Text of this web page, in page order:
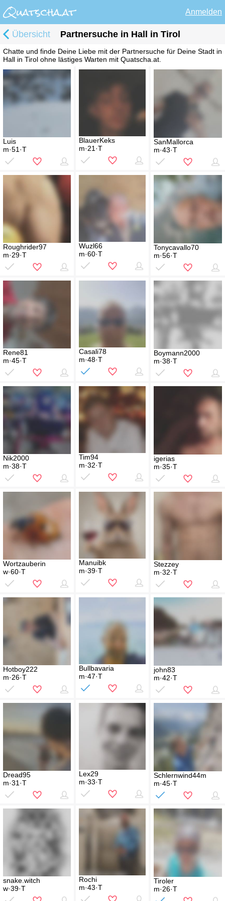
Anmelden
Übersicht Partnersuche in Hall in Tirol
Chatte und finde Deine Liebe mit der Partnersuche für Deine Stadt in
Hall in Tirol ohne lästiges Warten mit Quatscha.at.
Luis
m·51·T
BlauerKeks
m·21·T
SanMallorca
m·43·T
Roughrider97
m·29·T
Wuzl66
m·60·T
Tonycavallo70
m·56·T
Rene81
m·45·T
Casali78
m·48·T
Boymann2000
m·38·T
Nik2000
m·38·T
Tim94
m·32·T
igerias
m·35·T
Wortzauberin
w·60·T
Manuibk
m·39·T
Stezzey
m·32·T
Hotboy222
m·26·T
Bullbavaria
m·47·T
john83
m·42·T
Dread95
m·31·T
Lex29
m·33·T
Schlernwind44m
m·45·T
snake.witch
w·39·T
Rochi
m·43·T
Tiroler
m·26·T